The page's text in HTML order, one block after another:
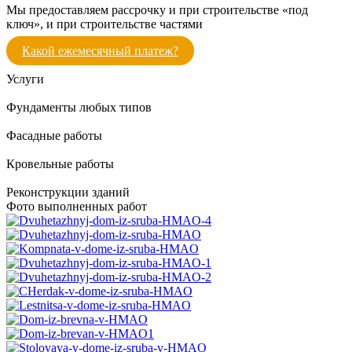
Мы предоставляем рассрочку и при строительстве «под
ключ», и при строительстве частями
Какой ежемесячный платеж?
Услуги
Фундаменты любых типов
Фасадные работы
Кровельные работы
Реконструкции зданий
Фото выполненных работ